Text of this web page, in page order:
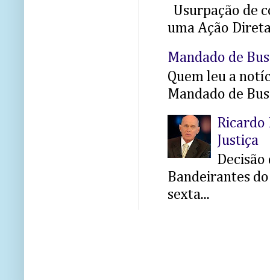
Usurpação de
uma Ação
Mandado de
Quem leu a
Mandado de
Ricardo
Justiça
Decisão
Bandeirantes
sexta...